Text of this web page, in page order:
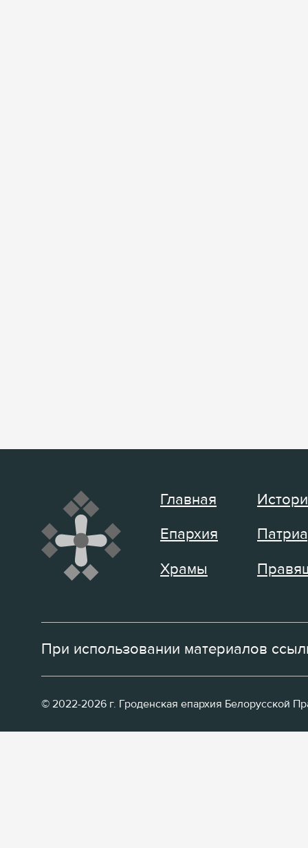
Главная
Епархия
Храмы
При использовании материалов
© 2022-2026 г. Гроденская епархия Белорусской